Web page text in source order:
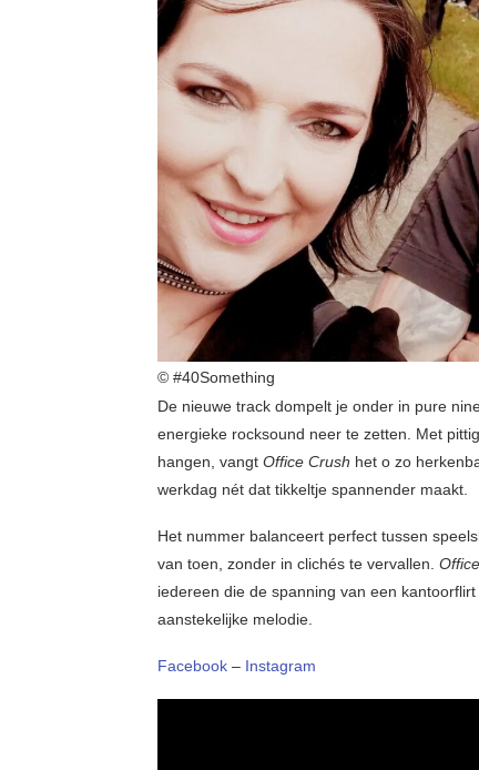
© #40Something
De nieuwe track dompelt je onder in pure
energieke rocksound neer te zetten. Met
hangen, vangt Office Crush het o zo
werkdag nét dat tikkeltje spannender maakt.
Het nummer balanceert perfect tussen
van toen, zonder in clichés te vervallen.
iedereen die de spanning van een
aanstekelijke melodie.
Facebook – Instagram